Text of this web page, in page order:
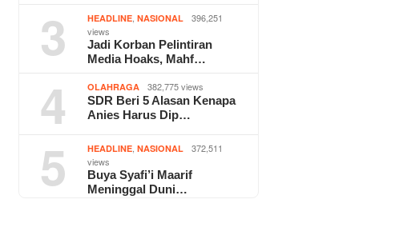
3 HEADLINE ,NASIONAL
396,251
views
Jadi Korban Pelintiran
Media Hoaks, Mahf…
4 OLAHRAGA 382,775 views
SDR Beri 5 Alasan Kenapa
Anies Harus Dip…
5 HEADLINE ,NASIONAL
372,511
views
Buya Syafi’i Maarif
Meninggal Duni…